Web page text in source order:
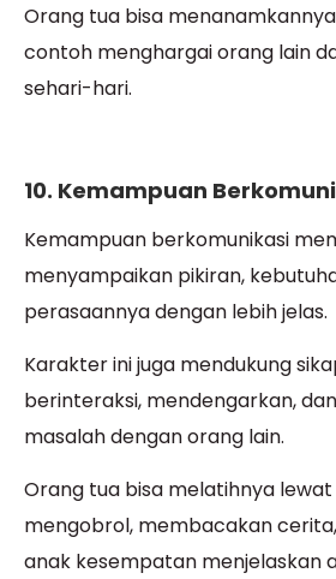
Orang tua bisa
contoh menghargai orang lain
sehari-hari.
10. Kemampuan
Kemampuan berkomunikasi
menyampaikan pikiran,
perasaannya dengan lebih jelas.
Karakter ini juga mendukung
berinteraksi, mendengarkan,
masalah dengan orang lain.
Orang tua bisa melatihnya
mengobrol, membacakan
anak kesempatan menjelaskan